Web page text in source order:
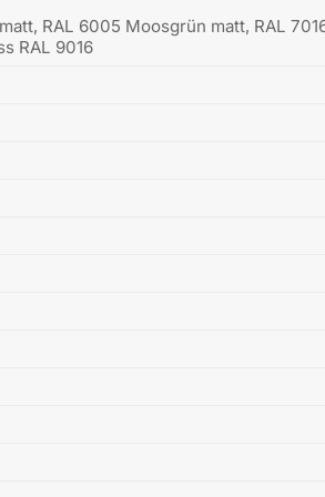
RAL 6005 Moosgrün matt, RAL
RAL 9016